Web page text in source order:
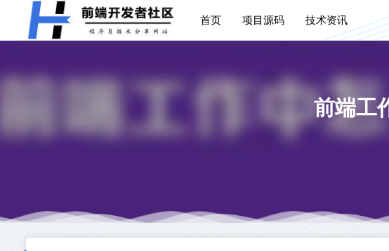
首页 项目源码 技术资讯
前端工